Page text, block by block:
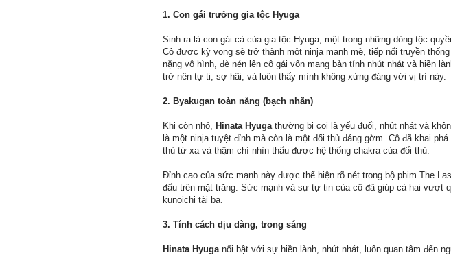
1. Con gái trưởng gia tộc Hyuga
Sinh ra là con gái cả của gia tộc Hyuga, một trong những dòng tộc
Cô được kỳ vọng sẽ trở thành một ninja mạnh mẽ, tiếp nối truyền
nặng vô hình, đè nén lên cô gái vốn mang bản tính nhút nhát và hiền
trở nên tự ti, sợ hãi, và luôn thấy mình không xứng đáng với vị trí này.
2. Byakugan toàn năng (bạch nhãn)
Khi còn nhỏ, Hinata Hyugathường bị coi là yếu đuối, nhút nhát và
là một ninja tuyệt đỉnh mà còn là một đối thủ đáng gờm. Cô đã khai
thù từ xa và thậm chí nhìn thấu được hệ thống chakra của đối thủ.
Đỉnh cao của sức mạnh này được thể hiện rõ nét trong bộ phim The
đấu trên mặt trăng. Sức mạnh và sự tự tin của cô đã giúp cả hai vượt
kunoichi tài ba.
3. Tính cách dịu dàng, trong sáng
Hinata Hyuganổi bật với sự hiền lành, nhút nhát, luôn quan tâm đến